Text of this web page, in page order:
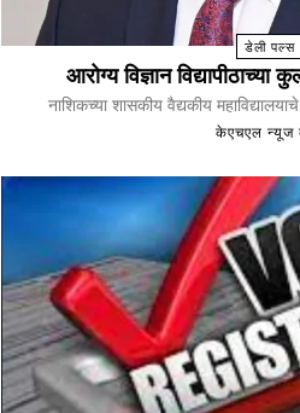
डेली पल्स
आरोग्य विज्ञान
नाशिकच्या शासकीय वैद्यकीय
केएचएल न्यूज